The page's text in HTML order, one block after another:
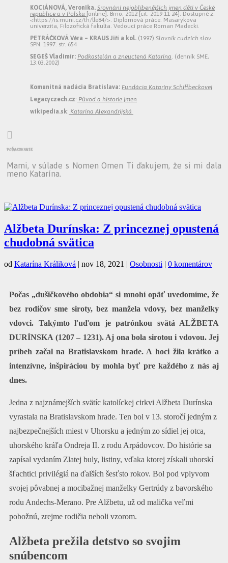
KOCIÁNOVÁ, Veronika. Srovnání nejoblíbenějších jmen dětí v České
republice a v Polsku [online]. Brno, 2012 [cit. 2019-11-24]. Dostupné z:
<https://is.muni.cz/th/lle84/>. Diplomová práce. Masarykova
univerzita, Filozofická fakulta. Vedoucí práce Roman Madecki.
PETRÁČKOVÁ Věra – KRAUS Jiří a kol. (1997) Slovník cudzích slov.
SPN. 1997. str. 654
SEGEŠ Vladimír: Podkastelán a zneuctená Katarína. (denník SME,
13.03.2002)
Komunitná nadácia Bratislava: Fundácia Kataríny Schiffbeckovej
Legacyczech.cz: Původ a historie jmen
wikipedia.sk: Katarína Alexandrijská

poďakovanie
Mami, v súlade s Nomen Omen Ti ďakujem, že si mi dala
meno Katarína.
Alžbeta Durínska: Z princeznej opustená
chudobná svätica
od Katarína Králiková | nov 18, 2021 | Osobnosti | 0 komentárov
Počas „dušičkového obdobia“ si mnohí opäť uvedomíme, že
bez rodičov sme siroty, bez manžela vdovy, bez manželky
vdovci. Takýmto ľuďom je patrónkou svätá ALŽBETA
DURÍNSKA (1207 – 1231). Aj ona bola sirotou i vdovou. Jej
príbeh začal na Bratislavskom hrade. A hoci žila krátko a
intenzívne, inšpiráciou by mohla byť pre každého z nás aj
dnes.
Jedna z najznámejších svätíc katolíckej cirkvi Alžbeta Durínska
vyrastala na Bratislavskom hrade. Ten bol v 13. storočí jedným z
najbezpečnejších miest v Uhorsku a jedným zo sídiel jej otca,
uhorského kráľa Ondreja II. z rodu Arpádovcov. Do histórie sa
zapísal vydaním Zlatej buly, listiny, vďaka ktorej získali uhorskí
šľachtici privilégiá na ďalších šesťsto rokov. Bol pod vplyvom
svojej pôvabnej a mocibažnej manželky Gertrúdy z bavorského
rodu Andechs-Merano. Pre Alžbetu, už od malička veľmi
pobožnú, zrejme rodičia neboli vzorom.
Alžbeta prežila detstvo so svojim
snúbencom